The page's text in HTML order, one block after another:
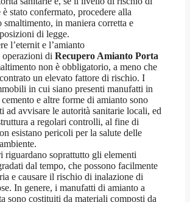
stato confermato, procedere alla
smaltimento, in maniera corretta e
di legge.
l’eternit e l’amianto
operazioni di Recupero Amianto Porta
non è obbligatorio, a meno che
un elevato fattore di rischio. I
in cui siano presenti manufatti in
e altre forme di amianto sono
ad avvisare le autorità sanitarie locali, ed
a regolari controlli, al fine di
esistano pericoli per la salute delle
riguardano soprattutto gli elementi
dal tempo, che possono facilmente
e causare il rischio di inalazione di
In genere, i manufatti di amianto a
sono costituiti da materiali composti da